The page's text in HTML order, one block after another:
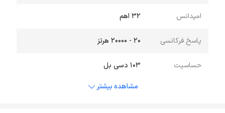
امپدانس ۳۲ اهم
پاسخ فرکانسی 20 - 20000 هرتز
حساسیت
۱۰۳ دسی بل
مشاهده بیشتر